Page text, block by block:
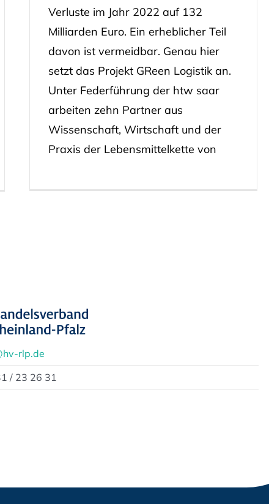
Verluste im Jahr 2022 auf 132
Milliarden Euro. Ein erheblicher Teil
davon ist vermeidbar. Genau hier
setzt das Projekt GReen Logistik an.
Unter Federführung der htw saar
arbeiten zehn Partner aus
Wissenschaft, Wirtschaft und der
Praxis der Lebensmittelkette von
rlp.de
/ 23 26 31